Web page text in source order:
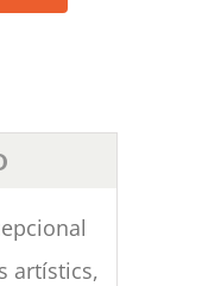
artístics,